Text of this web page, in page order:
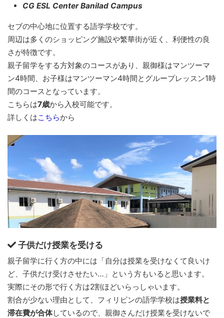
CG ESL Center Banilad Campus
セブの中心地に位置する語学学校です。
周辺は多くのショッピング施設や繁華街が近く、利便性の良
さが特徴です。
親子留学をする方対象のコースがあり、親御様はマンツーマ
ン4時間、お子様はマンツーマン4時間とグループレッスン1時
間のコースとなっています。
こちらは7歳から入校可能です。
詳しくはこちらから
子供だけ授業を受ける
親子留学に行く方の中には「自分は授業を受けなくて良いけ
ど、子供だけ受けさせたい…」という方もいると思います。
実際にその形で行く方は2割ほどいらっしゃいます。
割合が少ない理由として、フィリピンの語学学校は授業料と
滞在費が合体しているので、親御さんだけ授業を受けないで